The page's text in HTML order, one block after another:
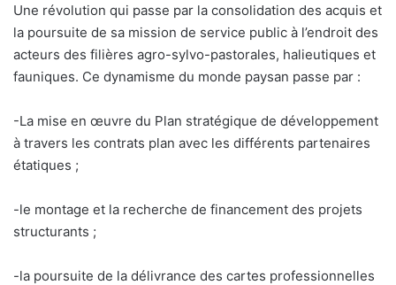
Une révolution qui passe par la consolidation des acquis et
la poursuite de sa mission de service public à l’endroit des
acteurs des filières agro-sylvo-pastorales, halieutiques et
fauniques. Ce dynamisme du monde paysan passe par :
-La mise en œuvre du Plan stratégique de développement
à travers les contrats plan avec les différents partenaires
étatiques ;
-le montage et la recherche de financement des projets
structurants ;
-la poursuite de la délivrance des cartes professionnelles